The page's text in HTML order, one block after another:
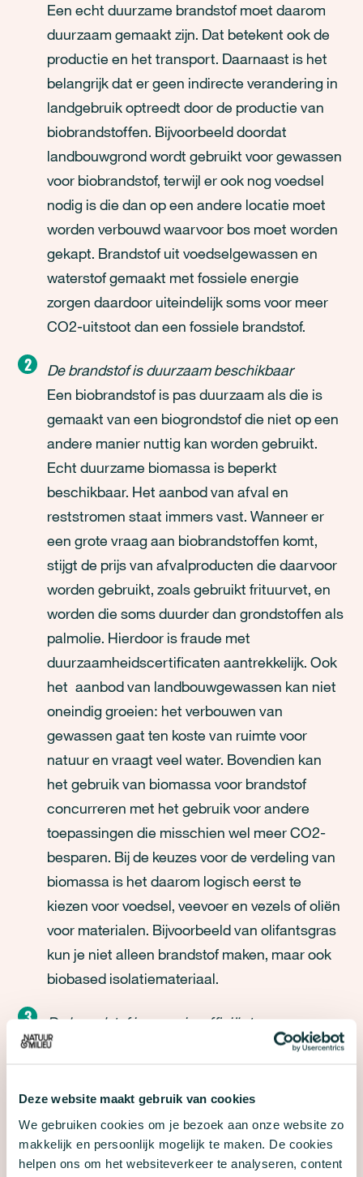
Deze website maakt gebruik van cookies
We gebruiken cookies om je bezoek aan onze website zo
makkelijk en persoonlijk mogelijk te maken. De cookies
helpen ons om het websiteverkeer te analyseren, content
Een echt duurzame brandstof moet daarom
duurzaam gemaakt zijn. Dat betekent ook de
productie en het transport. Daarnaast is het
belangrijk dat er geen indirecte verandering in
landgebruik optreedt door de productie van
biobrandstoffen. Bijvoorbeeld doordat
landbouwgrond wordt gebruikt voor gewassen
voor biobrandstof, terwijl er ook nog voedsel
nodig is die dan op een andere locatie moet
worden verbouwd waarvoor bos moet worden
gekapt. Brandstof uit voedselgewassen en
waterstof gemaakt met fossiele energie
zorgen daardoor uiteindelijk soms voor meer
CO2-uitstoot dan een fossiele brandstof.
De brandstof is duurzaam beschikbaar
Een biobrandstof is pas duurzaam als die is
gemaakt van een biogrondstof die niet op een
andere manier nuttig kan worden gebruikt.
Echt duurzame biomassa is beperkt
beschikbaar. Het aanbod van afval en
reststromen staat immers vast. Wanneer er
een grote vraag aan biobrandstoffen komt,
stijgt de prijs van afvalproducten die daarvoor
worden gebruikt, zoals gebruikt frituurvet, en
worden die soms duurder dan grondstoffen als
palmolie. Hierdoor is fraude met
duurzaamheidscertificaten aantrekkelijk. Ook
het aanbod van landbouwgewassen kan niet
oneindig groeien: het verbouwen van
gewassen gaat ten koste van ruimte voor
natuur en vraagt veel water. Bovendien kan
het gebruik van biomassa voor brandstof
concurreren met het gebruik voor andere
toepassingen die misschien wel meer CO2-
besparen. Bij de keuzes voor de verdeling van
biomassa is het daarom logisch eerst te
kiezen voor voedsel, veevoer en vezels of oliën
voor materialen. Bijvoorbeeld van olifantsgras
kun je niet alleen brandstof maken, maar ook
biobased isolatiemateriaal.
De brandstof is energie-efficiënt
Energie-efficiëntie is een andere belangrijke
duurzaam is. In principe kunnen we
elektriciteit, waterstof, synthetische
brandstoffen en biobrandstoffen alle vier
maken zonder CO2 uit te stoten. De energie-